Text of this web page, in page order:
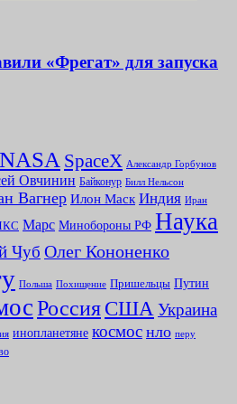
«Фрегат» для запуска
NASA SpaceX Александр Горбунов
Овчинин Байконур Билл Нельсон
Вагнер Илон Маск Индия Иран
Марс Минoбороны РФ Наука
Чуб Олег Кононенко
Польша Похищение Пришельцы Путин
РоссияСША Украина
инопланетяне космос нло перу